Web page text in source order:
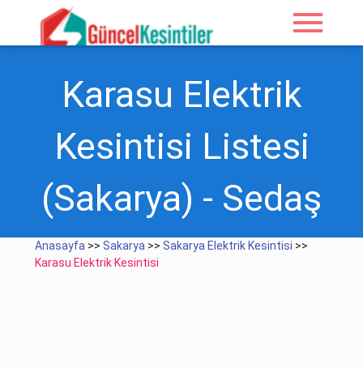
menu
Karasu Elektrik
Kesintisi Listesi
(Sakarya) - Sedaş
Anasayfa >>Sakarya >>Sakarya Elektrik Kesintisi >>
Karasu Elektrik Kesintisi